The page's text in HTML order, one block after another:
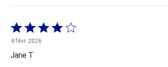
Coté
4 sur
5
4 févr. 2026
Jane T